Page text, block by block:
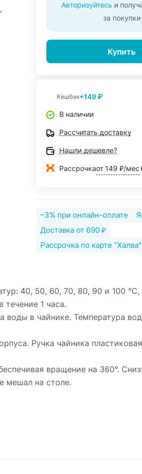
Авторизуйтесь и
за покупки
Купить
Кешбэк+149 ₽
В наличии
Рассчитать доставку
Нашли дешевле?
Рассрочкаот 149 ₽/мес
–3% при онлайн-оплате
Доставка от 690 ₽
Рассрочка по карте "Халва"
40, 50, 60, 70, 80, 90 и 100 °С,
1 часа.
воды в чайнике. Температура
Ручка чайника
вращение на 360°.
мешал на столе.